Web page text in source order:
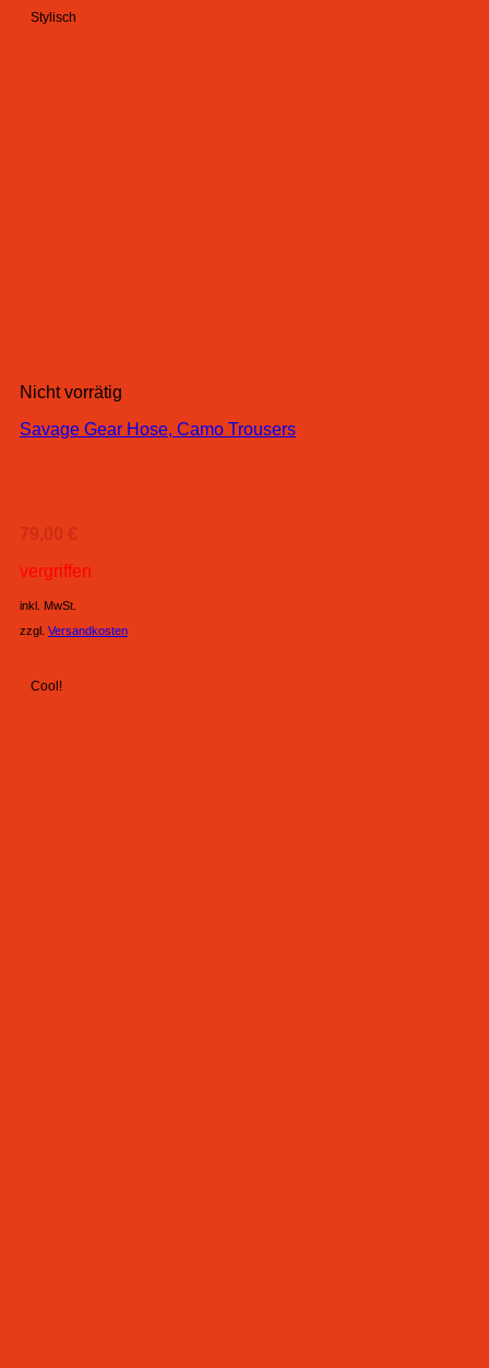
Stylisch
Nicht vorrätig
Savage Gear Hose, Camo Trousers
79,00 €
vergriffen
inkl. MwSt.
zzgl. Versandkosten
Cool!